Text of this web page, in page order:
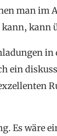
man im
kann
ein
Es wäre